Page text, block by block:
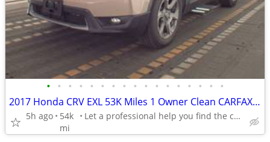
• • • • • • • • • • • • • • • • •
2017 Honda CRV EXL 53K Miles 1 Owner Clean CARFAX Beautiful Color NICE
5h ago
54k
mi
Let a professional help you find the car you want in budget